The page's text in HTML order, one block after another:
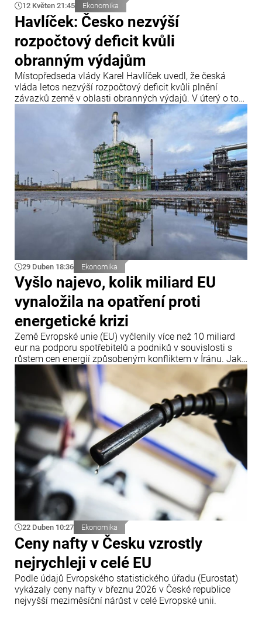
12 Květen 21:45 Ekonomika
Havlíček: Česko nezvýší
rozpočtový deficit kvůli
obranným výdajům
Místopředseda vlády Karel Havlíček uvedl, že česká
vláda letos nezvýší rozpočtový deficit kvůli plnění
závazků země v oblasti obranných výdajů. V úterý o tom
informoval server Novinky.cz.
29 Duben 18:36 Ekonomika
Vyšlo najevo, kolik miliard EU
vynaložila na opatření proti
energetické krizi
Země Evropské unie (EU) vyčlenily více než 10 miliard
eur na podporu spotřebitelů a podniků v souvislosti s
růstem cen energií způsobeným konfliktem v Íránu. Jak
uvádí agentura Bloomberg, informace byly zveřejněny
28. dubna.
22 Duben 10:27 Ekonomika
Ceny nafty v Česku vzrostly
nejrychleji v celé EU
Podle údajů Evropského statistického úřadu (Eurostat)
vykázaly ceny nafty v březnu 2026 v České republice
nejvyšší meziměsíční nárůst v celé Evropské unii.